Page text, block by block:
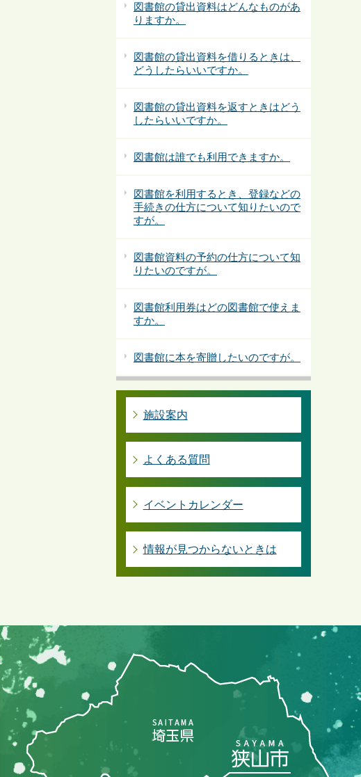
図書館の貸出資料はどんなものがあ
りますか。
図書館の貸出資料を借りるときは、
どうしたらいいですか。
図書館の貸出資料を返すときはどう
したらいいですか。
図書館は誰でも利用できますか。
図書館を利用するとき、登録などの
手続きの仕方について知りたいので
すが。
図書館資料の予約の仕方について知
りたいのですが。
図書館利用券はどの図書館で使えま
すか。
図書館に本を寄贈したいのですが。
施設案内
よくある質問
イベントカレンダー
情報が見つからないときは